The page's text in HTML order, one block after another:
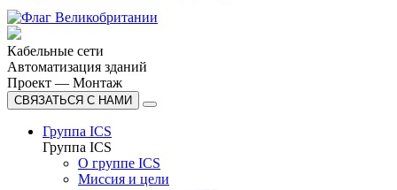
Кабельные сети
Автоматизация зданий
Проект — Монтаж
СВЯЗАТЬСЯ С НАМИ
Группа ICS
Группа ICS
О группе ICS
Миссия и цели